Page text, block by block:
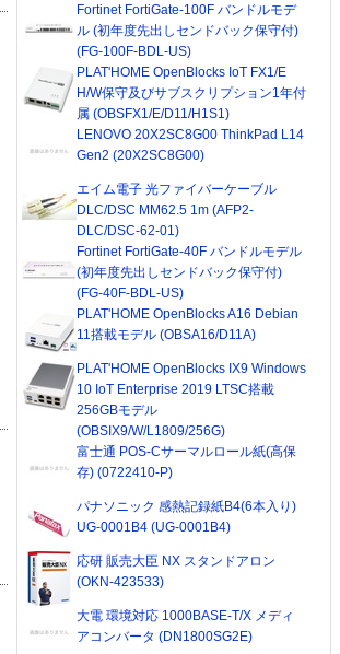
Fortinet FortiGate-100F バンドルモデ
ル (初年度先出しセンドバック保守付)
(FG-100F-BDL-US)
PLAT'HOME OpenBlocks IoT FX1/E
H/W保守及びサブスクリプション1年付
属 (OBSFX1/E/D11/H1S1)
LENOVO 20X2SC8G00 ThinkPad L14
Gen2 (20X2SC8G00)
エイム電子 光ファイバーケーブル
DLC/DSC MM62.5 1m (AFP2-
DLC/DSC-62-01)
Fortinet FortiGate-40F バンドルモデル
(初年度先出しセンドバック保守付)
(FG-40F-BDL-US)
PLAT'HOME OpenBlocks A16 Debian
11搭載モデル (OBSA16/D11A)
PLAT'HOME OpenBlocks IX9 Windows
10 IoT Enterprise 2019 LTSC搭載
256GBモデル
(OBSIX9/W/L1809/256G)
富士通 POS-Cサーマルロール紙(高保
存) (0722410-P)
パナソニック 感熱記録紙B4(6本入り)
UG-0001B4 (UG-0001B4)
応研 販売大臣 NX スタンドアロン
(OKN-423533)
大電 環境対応 1000BASE-T/X メディ
アコンバータ (DN1800SG2E)